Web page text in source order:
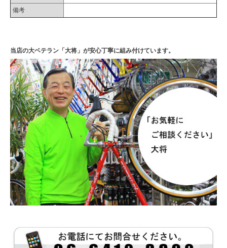
備考
当店の大ベテラン「大将」が安心丁寧に組み付けています。